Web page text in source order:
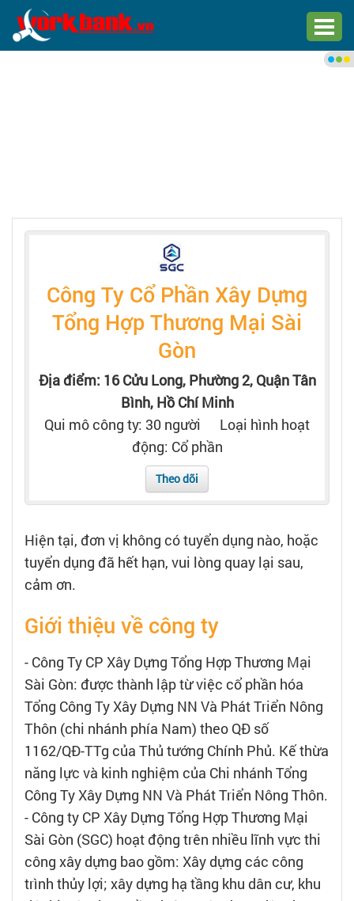
Trang chủ
Tìm việc làm
Cẩm nang việc làm
Nhà tuyển dụng
Công Ty Cổ Phần Xây Dựng
Tổng Hợp Thương Mại Sài
Gòn
Địa điểm: 16 Cửu Long, Phường 2, Quận Tân
Bình, Hồ Chí Minh
Qui mô công ty: 30 người
Loại hình hoạt
động: Cổ phần
Theo dõi
Hiện tại, đơn vị không có tuyển dụng nào, hoặc
tuyển dụng đã hết hạn, vui lòng quay lại sau,
cảm ơn.
Giới thiệu về công ty
- Công Ty CP Xây Dựng Tổng Hợp Thương Mại
Sài Gòn: được thành lập từ việc cổ phần hóa
Tổng Công Ty Xây Dựng NN Và Phát Triển Nông
Thôn (chi nhánh phía Nam) theo QĐ số
1162/QĐ-TTg của Thủ tướng Chính Phủ. Kế thừa
năng lực và kinh nghiệm của Chi nhánh Tổng
Công Ty Xây Dựng NN Và Phát Triển Nông Thôn.
- Công ty CP Xây Dựng Tổng Hợp Thương Mại
Sài Gòn (SGC) hoạt động trên nhiều lĩnh vực thi
công xây dựng bao gồm: Xây dựng các công
trình thủy lợi; xây dựng hạ tầng khu dân cư, khu